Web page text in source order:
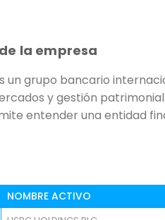
la empresa
es un grupo bancario
y gestión patrimonial.
entender una entidad
NOMBRE ACTIVO